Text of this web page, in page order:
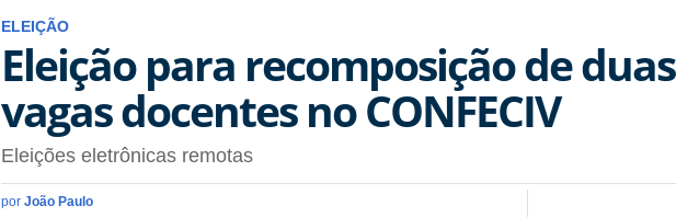
ELEIÇÃO
Eleição para recomposição de duas
vagas docentes no CONFECIV
Eleições eletrônicas remotas
por João Paulo